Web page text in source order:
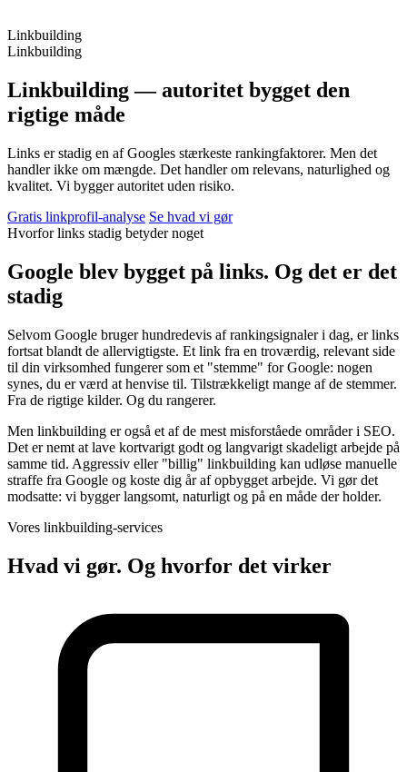
Linkbuilding
Linkbuilding
Linkbuilding —autoritet bygget den
rigtige måde
Links er stadig en af Googles stærkeste rankingfaktorer. Men det
handler ikke om mængde. Det handler om relevans, naturlighed og
kvalitet. Vi bygger autoritet uden risiko.
Gratis linkprofil-analyse Se hvad vi gør
Hvorfor links stadig betyder noget
Google blev bygget på links. Og det er det
stadig
Selvom Google bruger hundredevis af rankingsignaler i dag, er links
fortsat blandt de allervigtigste. Et link fra en troværdig, relevant side
til din virksomhed fungerer som et "stemme" for Google: nogen
synes, du er værd at henvise til. Tilstrækkeligt mange af de stemmer.
Fra de rigtige kilder. Og du rangerer.
Men linkbuilding er også et af de mest misforståede områder i SEO.
Det er nemt at lave kortvarigt godt og langvarigt skadeligt arbejde på
samme tid. Aggressiv eller "billig" linkbuilding kan udløse manuelle
straffe fra Google og koste dig år af opbygget arbejde. Vi gør det
modsatte: vi bygger langsomt, naturligt og på en måde der holder.
Vores linkbuilding-services
Hvad vi gør. Og hvorfor det virker